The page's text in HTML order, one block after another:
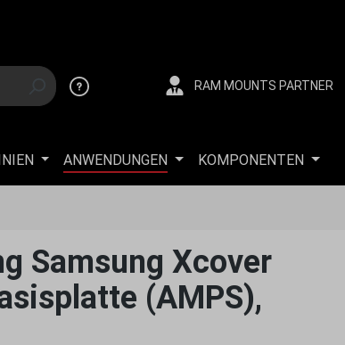
RAM MOUNTS PARTNER
ANWENDUNGEN KOMPONENTEN
Samsung Xcover
(AMPS),